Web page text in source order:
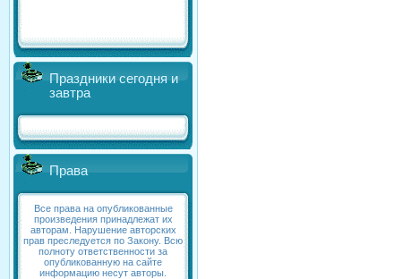
Праздники сегодня и
завтра
Права
Все права на опубликованные
произведения принадлежат их
авторам. Нарушение авторских
прав преследуется по Закону. Всю
полноту ответственности за
опубликованную на сайте
информацию несут авторы.